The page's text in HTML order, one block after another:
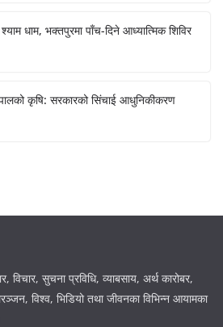
श्याम धाम, भक्तपुरमा पाँच-दिने आध्यात्मिक शिविर
कृषि: सरकारको सिंचाई आधुनिकीकरण
विचार, सुचना प्रविधि, व्याबसाय, अर्थ कारोबर,
विश्व, भिडियो तथा जीवनका विभिन्न आयामका